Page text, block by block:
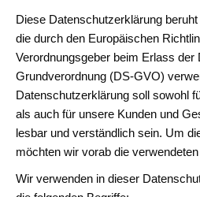
Diese Datenschutzerklärung
die durch den Europäischen
Verordnungsgeber beim Erlass der
Grundverordnung (DS-GVO)
Datenschutzerklärung soll sowohl
als auch für unsere Kunden und
lesbar und verständlich sein. Um
möchten wir vorab die
Wir verwenden in dieser